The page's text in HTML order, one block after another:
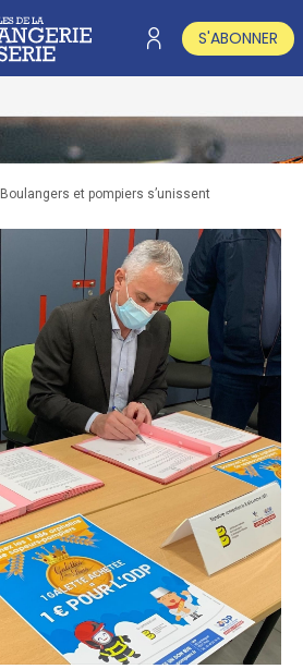
S'ABONNER
Boulangers et pompiers s’unissent